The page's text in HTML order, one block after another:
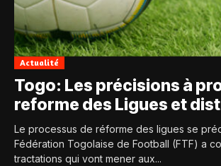
Actualité
Togo: Les précisions à
reforme des Ligues et
Le processus de réforme des ligues se
Fédération Togolaise de Football (FTF) a
tractations qui vont mener aux...